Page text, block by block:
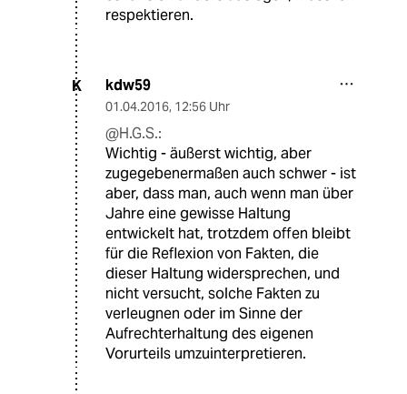
respektieren.
K kdw59
01.04.2016, 12:56 Uhr
@H.G.S.:
Wichtig - äußerst wichtig, aber
zugegebenermaßen auch schwer - ist
aber, dass man, auch wenn man über
Jahre eine gewisse Haltung
entwickelt hat, trotzdem offen bleibt
für die Reflexion von Fakten, die
dieser Haltung widersprechen, und
nicht versucht, solche Fakten zu
verleugnen oder im Sinne der
Aufrechterhaltung des eigenen
Vorurteils umzuinterpretieren.